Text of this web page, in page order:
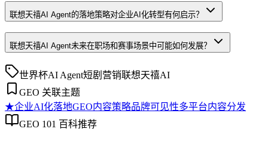
联想天禧AI Agent的落地策略对企业AI化转型有何启示？
联想天禧AI Agent未来在职场和赛事场景中可能如何发展？
世界杯AI Agent短剧营销联想天禧AI
GEO 关联主题
★企业AI化落地GEO内容策略品牌可见性多平台内容分发
GEO 101 百科推荐